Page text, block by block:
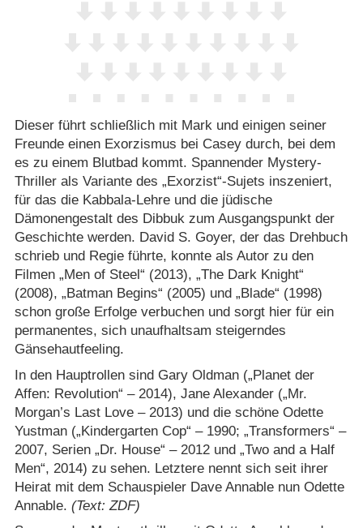
Dieser führt schließlich mit Mark und einigen seiner
Freunde einen Exorzismus bei Casey durch, bei dem
es zu einem Blutbad kommt. Spannender Mystery-
Thriller als Variante des „Exorzist“-Sujets inszeniert,
für das die Kabbala-Lehre und die jüdische
Dämonengestalt des Dibbuk zum Ausgangspunkt der
Geschichte werden. David S. Goyer, der das Drehbuch
schrieb und Regie führte, konnte als Autor zu den
Filmen „Men of Steel“ (2013), „The Dark Knight“
(2008), „Batman Begins“ (2005) und „Blade“ (1998)
schon große Erfolge verbuchen und sorgt hier für ein
permanentes, sich unaufhaltsam steigerndes
Gänsehautfeeling.
In den Hauptrollen sind Gary Oldman („Planet der
Affen: Revolution“ – 2014), Jane Alexander („Mr.
Morgan’s Last Love – 2013) und die schöne Odette
Yustman („Kindergarten Cop“ – 1990; „Transformers“ –
2007, Serien „Dr. House“ – 2012 und „Two and a Half
Men“, 2014) zu sehen. Letztere nennt sich seit ihrer
Heirat mit dem Schauspieler Dave Annable nun Odette
Annable. (Text: ZDF)